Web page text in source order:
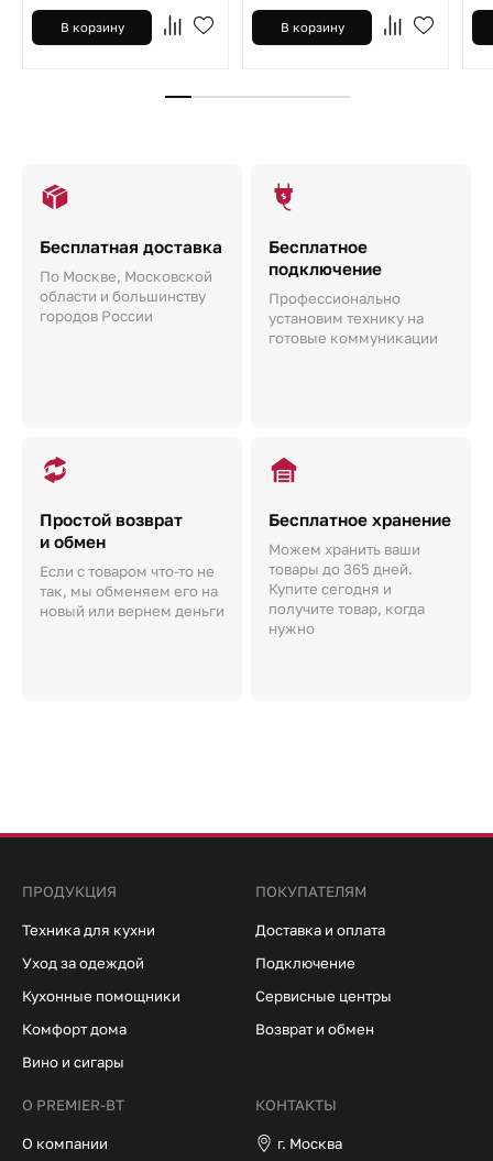
В корзину В корзину
Бесплатная доставка
По Москве, Московской
области и большинству
городов России
Бесплатное
подключение
Профессионально
установим технику на
готовые коммуникации
Простой возврат
и обмен
Если с товаром что-то не
так, мы обменяем его на
новый или вернем деньги
Бесплатное хранение
Можем хранить ваши
товары до 365 дней.
Купите сегодня и
получите товар, когда
нужно
ПРОДУКЦИЯ
Техника для кухни
Уход за одеждой
Кухонные помощники
Комфорт дома
Вино и сигары
ПОКУПАТЕЛЯМ
Доставка и оплата
Подключение
Сервисные центры
Возврат и обмен
О PREMIER-BT
О компании
КОНТАКТЫ
г. Москва